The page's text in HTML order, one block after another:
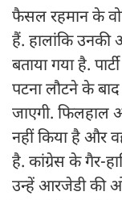
फैसल रहमान के
हैं. हालांकि उनकी
बताया गया है.
पटना लौटने के
जाएगी. फिलहाल
नहीं किया है और
है. कांग्रेस के गैर-
उन्हें आरजेडी की